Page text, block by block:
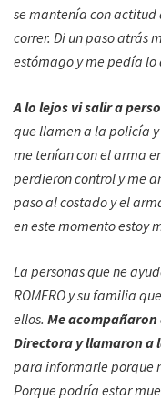
se mantenía con
correr. Di un paso atrás
estómago y me pedía lo
A lo lejos vi salir a
que llamen a la policía
me tenían con el arma
perdieron control y me
paso al costado y el
en este momento estoy
La personas que ne
ROMERO y su familia
ellos. Me acompañaron
Directora y llamaron a
para informarle porque
Porque podría estar